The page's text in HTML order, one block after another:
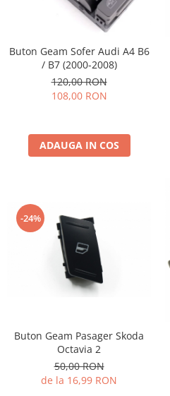
Buton Geam Sofer Audi A4 B6
/ B7 (2000-2008)
120,00 RON
108,00 RON
ADAUGA IN COS
-24%
Buton Geam Pasager Skoda
Octavia 2
50,00 RON
de la 16,99 RON